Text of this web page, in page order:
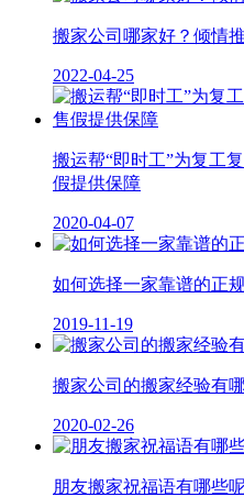
搬家公司哪家好？倾情
2022-04-25
搬运帮“即时工”为复工
假提供保障
2020-04-07
如何选择一家靠谱的正
2019-11-19
搬家公司的搬家经验有
2020-02-26
朋友搬家祝福语有哪些